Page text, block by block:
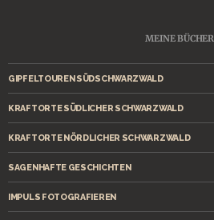
MEINE BÜCHER
GIPFELTOUREN SÜDSCHWARZWALD
KRAFTORTE SÜDLICHER SCHWARZWALD
KRAFTORTE NÖRDLICHER SCHWARZWALD
SAGENHAFTE GESCHICHTEN
IMPULS FOTOGRAFIEREN